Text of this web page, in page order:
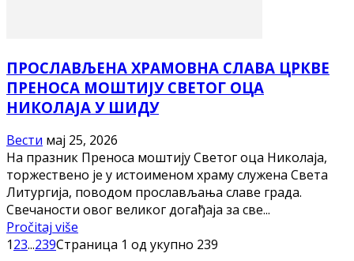
ПРОСЛАВЉЕНА ХРАМОВНА СЛАВА ЦРКВЕ
ПРЕНОСА МОШТИЈУ СВЕТОГ ОЦА
НИКОЛАЈА У ШИДУ
Вести мај 25, 2026
На празник Преноса моштију Светог оца Николаја,
торжествено је у истоименом храму служена Света
Литургија, поводом прослављања славе града.
Свечаности овог великог догађаја за све...
Pročitaj više
123...239Страница 1 од укупно 239